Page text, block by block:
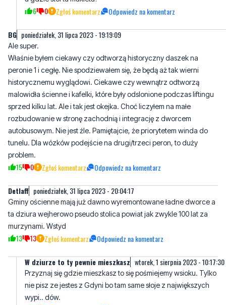
Ale super.
peronie 1 i cegłę. Nie spodziewałem się, że będą aż tak wierni
historycznemu wyglądowi. Ciekawe czy wewnątrz odtworzą
malowidła ścienne i kafelki, które były odslonione podczas liftingu
sprzed kilku lat. Ale i tak jest okejka. Choć liczyłem na małe
rozbudowanie w stronę zachodnią i integrację z dworcem
autobusowym. Nie jest źle. Pamiętajcie, że priorytetem winda do
tunelu. Dla wózków podejście na drugi/trzeci peron, to duży
problem.
15 0 Zgłoś komentarz Odpowiedz na komentarz
Detlaff poniedziałek, 31 lipca 2023 - 20:04:17
Gminy ościenne mają już dawno wyremontowane ładne dworce a
murzynami. Wstyd
13 13 Zgłoś komentarz Odpowiedz na komentarz
W dziurze to ty pewnie mieszkasz
Przyznaj się gdzie mieszkasz to się pośmiejemy wsioku. Tylko
wypi.. dów.
7 5 Zgłoś komentarz Odpowiedz na komentarz
poniedziałek, 31 lipca 2023 - 21:21:48